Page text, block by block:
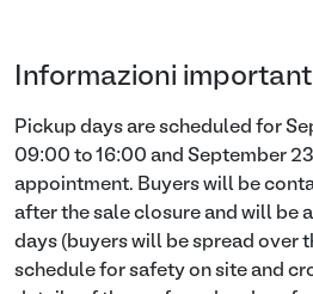
Informazioni
Pickup days are scheduled for
09:00 to 16:00 and September
appointment. Buyers will be
after the sale closure and will be
days (buyers will be spread over
schedule for safety on site and